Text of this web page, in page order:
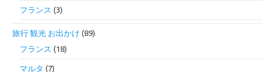
フランス (3)
旅行 観光 お出かけ (89)
フランス (18)
マルタ (7)